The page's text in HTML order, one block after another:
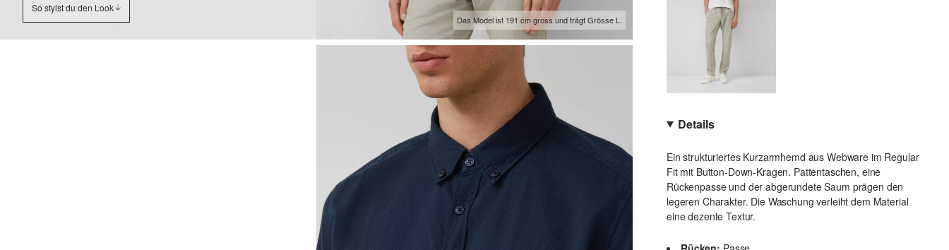
So stylst du den Look
Das Model ist 191 cm gross und trägt Grösse L.
Details
Ein strukturiertes Kurzarmhemd aus Webware im Regular
Fit mit Button-Down-Kragen. Pattentaschen, eine
Rückenpasse und der abgerundete Saum prägen den
legeren Charakter. Die Waschung verleiht dem Material
eine dezente Textur.